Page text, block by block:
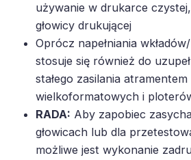
używanie w drukarce
głowicy drukującej
Oprócz napełniania
stosuje się również do
stałego zasilania
wielkoformatowych i
RADA: Aby zapobiec
głowicach lub dla
możliwe jest wykonanie